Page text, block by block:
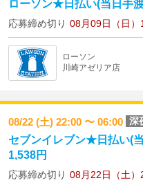
ローソン★日払い(当日手
応募締め切り 08月09日（日）
ローソン
川崎アゼリア店
08/22 (土) 22:00 〜 06:00 深
セブンイレブン★日払い(
1,538円
応募締め切り 08月22日（土）